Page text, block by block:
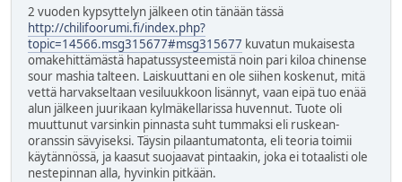
2 vuoden kypsyttelyn jälkeen otin tänään tässä
http://chilifoorumi.fi/index.php?
topic=14566.msg315677#msg315677 kuvatun mukaisesta
omakehittämästä hapatussysteemistä noin pari kiloa chinense
sour mashia talteen. Laiskuuttani en ole siihen koskenut, mitä
vettä harvakseltaan vesiluukkoon lisännyt, vaan eipä tuo enää
alun jälkeen juurikaan kylmäkellarissa huvennut. Tuote oli
muuttunut varsinkin pinnasta suht tummaksi eli ruskean-
oranssin sävyiseksi. Täysin pilaantumatonta, eli teoria toimii
käytännössä, ja kaasut suojaavat pintaakin, joka ei totaalisti ole
nestepinnan alla, hyvinkin pitkään.